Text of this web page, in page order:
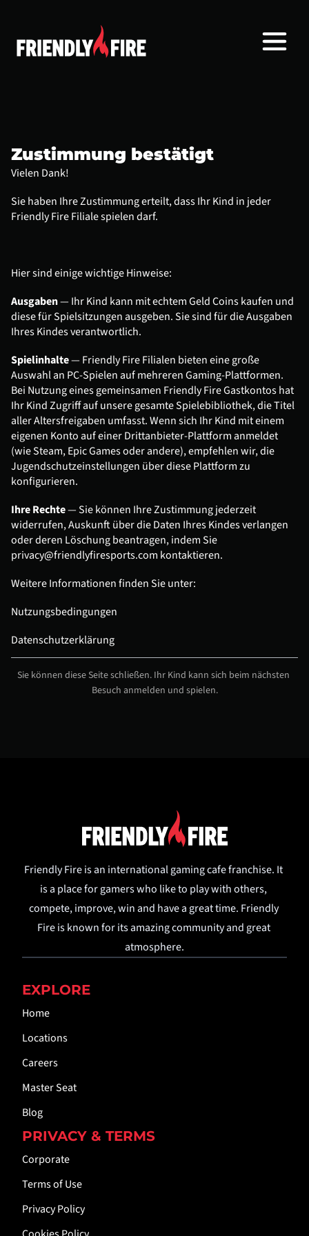
Zustimmung bestätigt
Vielen Dank!
Sie haben Ihre Zustimmung erteilt, dass Ihr Kind in jeder
Friendly Fire Filiale spielen darf.
Hier sind einige wichtige Hinweise:
Ausgaben — Ihr Kind kann mit echtem Geld Coins kaufen und
diese für Spielsitzungen ausgeben. Sie sind für die Ausgaben
Ihres Kindes verantwortlich.
Spielinhalte — Friendly Fire Filialen bieten eine große
Auswahl an PC-Spielen auf mehreren Gaming-Plattformen.
Bei Nutzung eines gemeinsamen Friendly Fire Gastkontos hat
Ihr Kind Zugriff auf unsere gesamte Spielebibliothek, die Titel
aller Altersfreigaben umfasst. Wenn sich Ihr Kind mit einem
eigenen Konto auf einer Drittanbieter-Plattform anmeldet
(wie Steam, Epic Games oder andere), empfehlen wir, die
Jugendschutzeinstellungen über diese Plattform zu
konfigurieren.
Ihre Rechte — Sie können Ihre Zustimmung jederzeit
widerrufen, Auskunft über die Daten Ihres Kindes verlangen
privacy@friendlyfiresports.com kontaktieren.
Weitere Informationen finden Sie unter:
Nutzungsbedingungen
Datenschutzerklärung
Sie können diese Seite schließen. Ihr Kind kann sich beim nächsten
Besuch anmelden und spielen.
Friendly Fire is an international gaming cafe franchise. It
is a place for gamers who like to play with others,
compete, improve, win and have a great time. Friendly
Fire is known for its amazing community and great
atmosphere.
EXPLORE
Home
Locations
Careers
Master Seat
Blog
PRIVACY & TERMS
Corporate
Terms of Use
Privacy Policy